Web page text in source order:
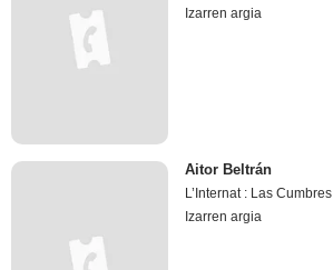
Izarren argia
Aitor Beltrán
L’Internat : Las Cumbres
Izarren argia